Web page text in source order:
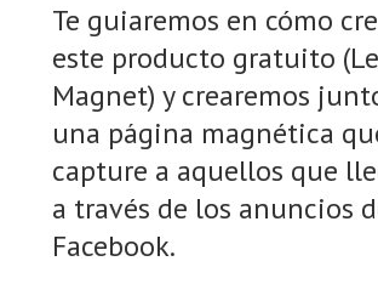
Te guiaremos en cómo
este producto gratuito
Magnet) y crearemos
una página magnética
capture a aquellos que
a través de los anuncios
Facebook.